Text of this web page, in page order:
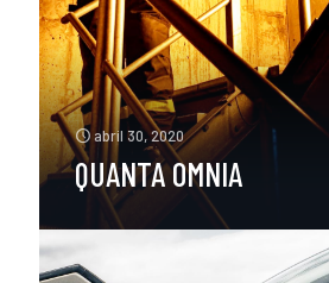
abril 30, 2020
QUANTA OMNIA